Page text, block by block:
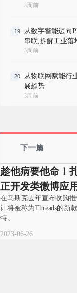
3周前
19
从数字智能迈向
串联,拆解工业落
3周前
20
从物联网赋能行
展趋势
3周前
下一篇
趁他病要他命！
正开发类微博应
在马斯克去年宣布收购
计将被称为Threads的新
特。
2023-06-26